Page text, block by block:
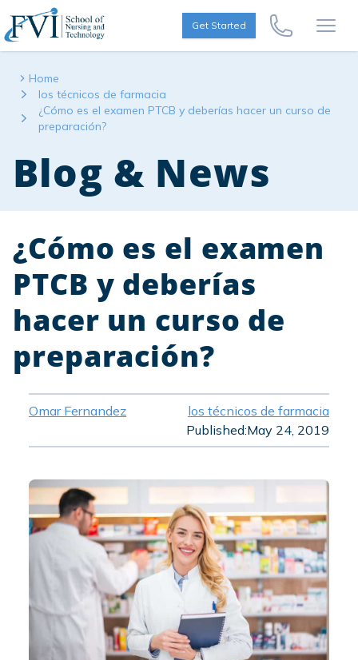
Skip to content
FVI School of Nursing
Get Started
Call Us Now
Home
los técnicos de farmacia
¿Cómo es el examen PTCB y deberías hacer un curso de
preparación?
Blog & News
¿Cómo es el examen
PTCB y deberías
hacer un curso de
preparación?
Omar Fernandez
los técnicos de farmacia
Published:May 24, 2019